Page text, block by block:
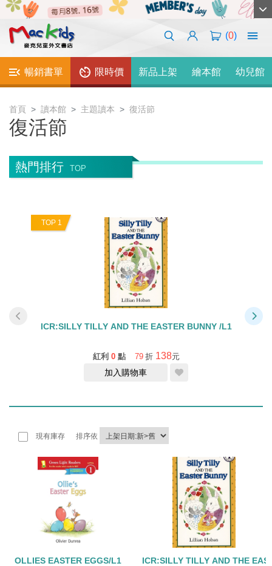
(0)
暢銷書單 限時價 新品上架 繪本館 幼兒館
首頁 讀本館 主題讀本 復活節
復活節
熱門排行 TOP
TOP 1
ICR:SILLY TILLY AND THE EASTER BUNNY /L1
紅利 0 點 79 折 138元
加入購物車
現有庫存 排序依
OLLIES EASTER EGGS/L1 ICR:SILLY TILLY AND THE